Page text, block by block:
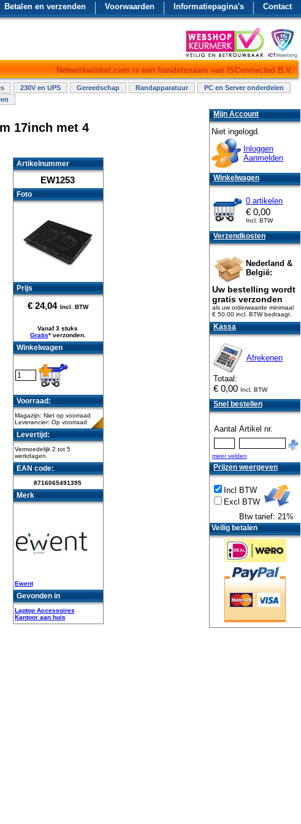
Contact
Informatiepagina's
Voorwaarden
Betalen en verzenden
Netwerkwinkel.com is een handelsnaam van ISConnected B.V.
230V en UPS Gereedschap Randapparatuur
PC en Server onderdelen
17inch met 4
Artikelnummer
EW1253
Foto
Prijs
€ 24,04 Incl. BTW
Vanaf 3 stuks
Gratis* verzonden.
Winkelwagen
Voorraad:
Magazijn: Niet op voorraad
Leverancier: Op voorraad
Levertijd:
Vermoedelijk 2 tot 5
werkdagen.
EAN code:
8716065491395
Merk
Ewent
Gevonden in
Laptop Accessoires
Kantoor aan huis
Mijn Account
Niet ingelogd.
Inloggen
Aanmelden
Winkelwagen
0 artikelen
€ 0,00
Incl. BTW
Verzendkosten
Nederland &
België:
Uw bestelling wordt
gratis verzonden
als uw orderwaarde minimaal
€ 50.00 incl. BTWbedraagt.
Kassa
Afrekenen
Totaal:
€ 0,00 Incl. BTW
Snel bestellen
Aantal Artikel nr.
meer velden
Prijzen weergeven
Incl BTW
Excl BTW
Btw tarief: 21%
Veilig betalen